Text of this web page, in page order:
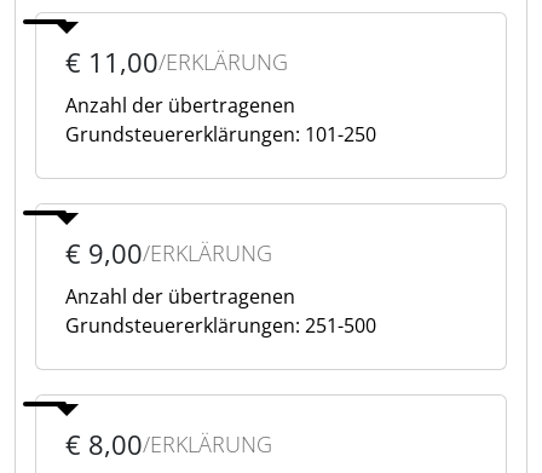
€ 11,00/ERKLÄRUNG
Anzahl der übertragenen
Grundsteuererklärungen: 101-250
€ 9,00/ERKLÄRUNG
Anzahl der übertragenen
Grundsteuererklärungen: 251-500
€ 8,00/ERKLÄRUNG